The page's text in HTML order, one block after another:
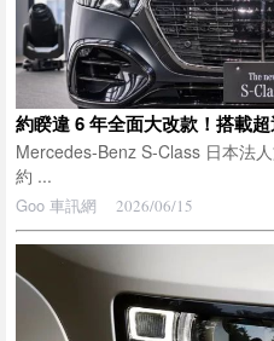
Mercedes-Benz S-Class 日本法
約 ...
Goo 車訊網 2026/06/15